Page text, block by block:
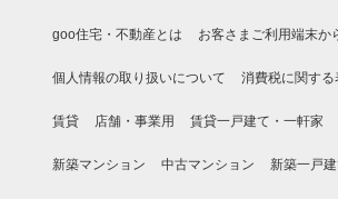
goo住宅・不動産とは お客さまご利用端末か
個人情報の取り扱いについて 消費税に関す
賃貸 店舗・事業用 賃貸一戸建て・一軒家
新築マンション 中古マンション 新築一戸